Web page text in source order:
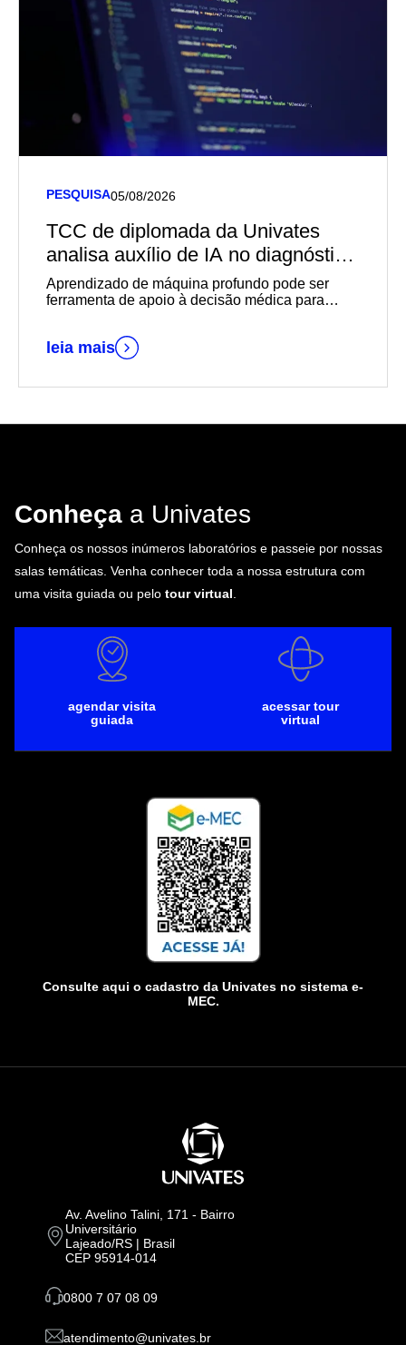
PESQUISA05/08/2026
TCC de diplomada da Univates
analisa auxílio de IA no diagnóstico
de câncer de mama
Aprendizado de máquina profundo pode ser
ferramenta de apoio à decisão médica para
leia mais
Conheça a Univates
Conheça os nossos inúmeros laboratórios e passeie por nossas
salas temáticas. Venha conhecer toda a nossa estrutura com
uma visita guiada ou pelo tour virtual.
agendar visita
guiada
acessar tour
virtual
Consulte aqui o cadastro da Univates no sistema e-
MEC.
Av. Avelino Talini, 171 - Bairro
Universitário
Lajeado/RS | Brasil
CEP 95914-014
0800 7 07 08 09
atendimento@univates.br